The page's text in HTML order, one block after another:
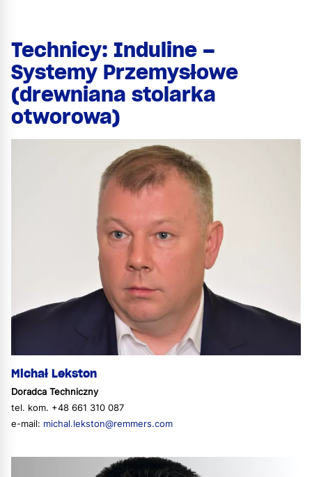
Technicy: Induline –
Systemy Przemysłowe
(drewniana stolarka
otworowa)
Michał Lekston
Doradca Techniczny
tel. kom. +48 661 310 087
e-mail: michal.lekston@remmers.com